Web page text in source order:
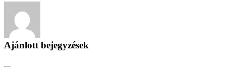
Ajánlott bejegyzések